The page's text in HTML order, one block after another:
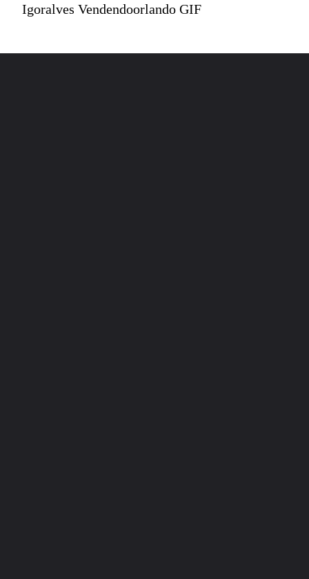
Igoralves Vendendoorlando GIF